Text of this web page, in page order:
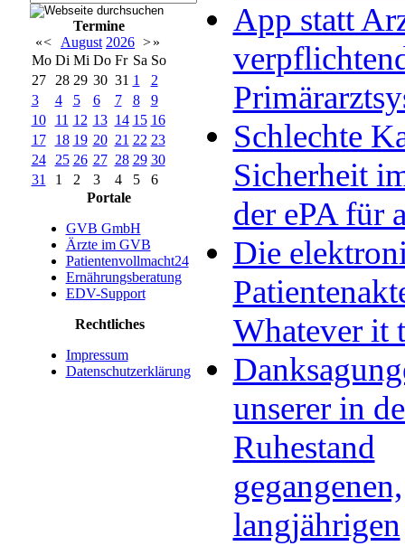
Termine
«< August 2026 >»
Mo Di Mi Do Fr Sa So
27
28 29 30 31 1
2
3
4 5 6 7 8
9
10
11 12 13 14 15 16
17
18 19 20 21 22 23
24
25 26 27 28 29 30
31
1 2 3 4 5
6
Portale
GVB GmbH
Ärzte im GVB
Patientenvollmacht24
Ernährungsberatung
EDV-Support
Rechtliches
Impressum
Datenschutzerklärung
App statt
Schlechte
Sicherheit
der ePA für
Die
Whatever it
unserer in
Ruhestand
gegangenen,
langjährigen